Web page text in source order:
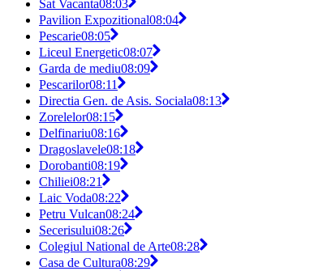
Sat Vacanta08:03
Pavilion Expozitional08:04
Pescarie08:05
Liceul Energetic08:07
Garda de mediu08:09
Pescarilor08:11
Directia Gen. de Asis. Sociala08:13
Zorelelor08:15
Delfinariu08:16
Dragoslavele08:18
Dorobanti08:19
Chiliei08:21
Laic Voda08:22
Petru Vulcan08:24
Secerisului08:26
Colegiul National de Arte08:28
Casa de Cultura08:29